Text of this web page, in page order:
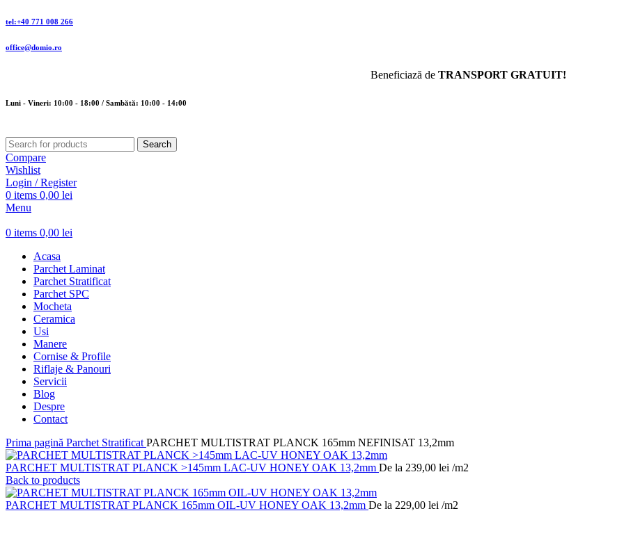
tel:+40 771 008 266
office@domio.ro
Beneficiază de TRANSPORT GRATUIT!
Luni - Vineri: 10:00 - 18:00 / Sambătă: 10:00 - 14:00
Search
Compare
Wishlist
Login / Register
0 items 0,00 lei
Menu
0 items 0,00 lei
Acasa
Parchet Laminat
Parchet Stratificat
Parchet SPC
Mocheta
Ceramica
Usi
Manere
Cornise & Profile
Riflaje & Panouri
Servicii
Blog
Despre
Contact
Prima pagină Parchet Stratificat PARCHET MULTISTRAT PLANCK 165mm NEFINISAT 13,2mm
PARCHET MULTISTRAT PLANCK >145mm LAC-UV HONEY OAK 13,2mm De la 239,00 lei /m2
Back to products
PARCHET MULTISTRAT PLANCK 165mm OIL-UV HONEY OAK 13,2mm De la 229,00 lei /m2